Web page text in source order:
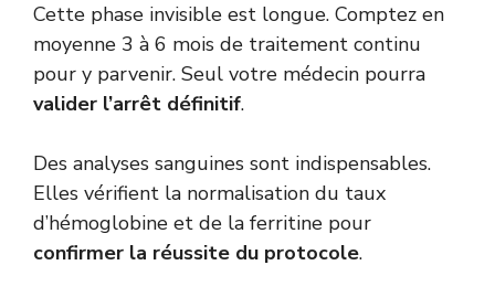
Cette phase invisible est longue. Comptez en
moyenne 3 à 6 mois de traitement continu
pour y parvenir. Seul votre médecin pourra
valider l’arrêt définitif.
Des analyses sanguines sont indispensables.
Elles vérifient la normalisation du taux
d’hémoglobine et de la ferritine pour
confirmer la réussite du protocole.